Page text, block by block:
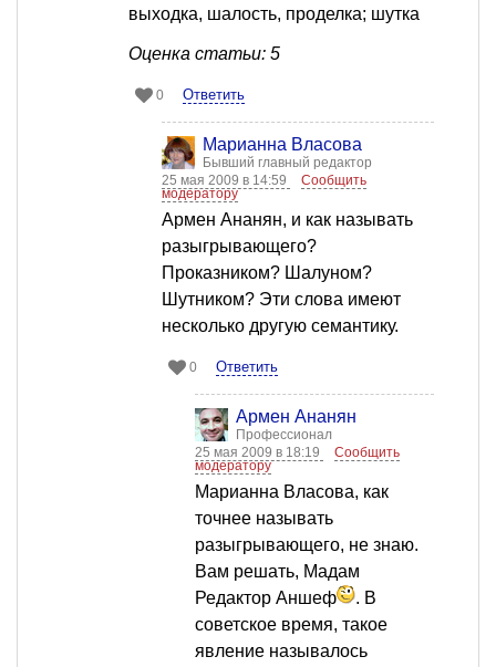
выходка, шалость, проделка; шутка
Оценка статьи: 5
0 Ответить
Марианна Власова
Бывший главный редактор
25 мая 2009 в 14:59
Сообщить
модератору
Армен Ананян, и как называть
разыгрывающего?
Проказником? Шалуном?
Шутником? Эти слова имеют
несколько другую семантику.
0 Ответить
Армен Ананян
Профессионал
25 мая 2009 в 18:19
Сообщить
модератору
Марианна Власова, как
точнее называть
разыгрывающего, не знаю.
Вам решать, Мадам
Редактор Аншеф
. В
советское время, такое
явление называлось